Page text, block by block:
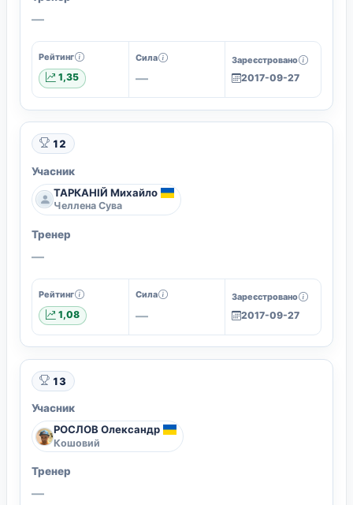
—
Рейтинг
1,35
Сила
—
Зареєстровано
2017-09-27
12
Учасник
ТАРКАНІЙ Михайло
Челлена Сува
Тренер
—
Рейтинг
1,08
Сила
—
Зареєстровано
2017-09-27
13
Учасник
РОСЛОВ Олександр
Кошовий
Тренер
—